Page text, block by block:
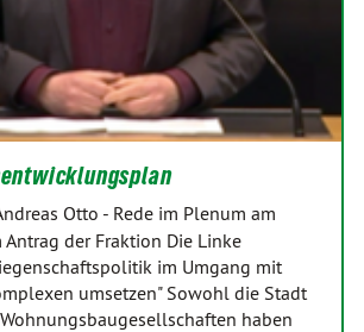
Otto - Rede im Plenum am
Antrag der Fraktion Die Linke
im Umgang mit
umsetzen" Sowohl die Stadt
haben